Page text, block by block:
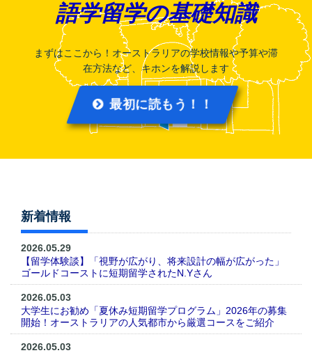
語学留学の基礎知識
まずはここから！オーストラリアの学校情報や予算や滞
在方法など、キホンを解説します
最初に読もう！！
新着情報
2026.05.29
【留学体験談】「視野が広がり、将来設計の幅が広がった」
ゴールドコーストに短期留学されたN.Yさん
2026.05.03
大学生にお勧め「夏休み短期留学プログラム」2026年の募集
開始！オーストラリアの人気都市から厳選コースをご紹介
2026.05.03